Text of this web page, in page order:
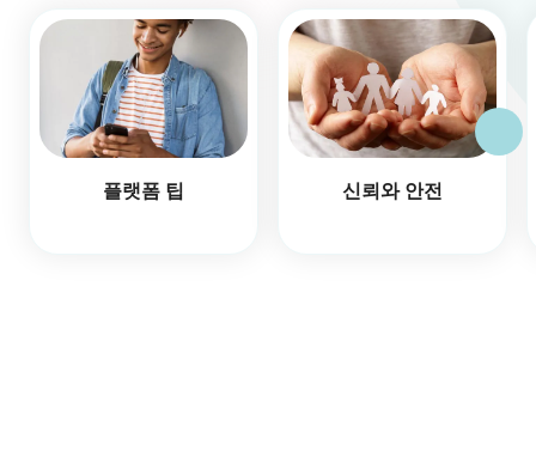
플랫폼 팁 신뢰와 안전